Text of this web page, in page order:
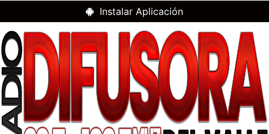
Instalar Aplicación